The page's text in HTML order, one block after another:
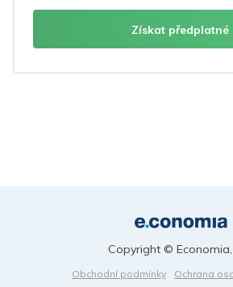
Získat předplatné
Obchodní podmínky
Ochrana
Copyright © Economia,